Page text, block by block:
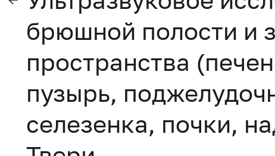
брюшной полости и
пространства
пузырь,
селезенка, почки,